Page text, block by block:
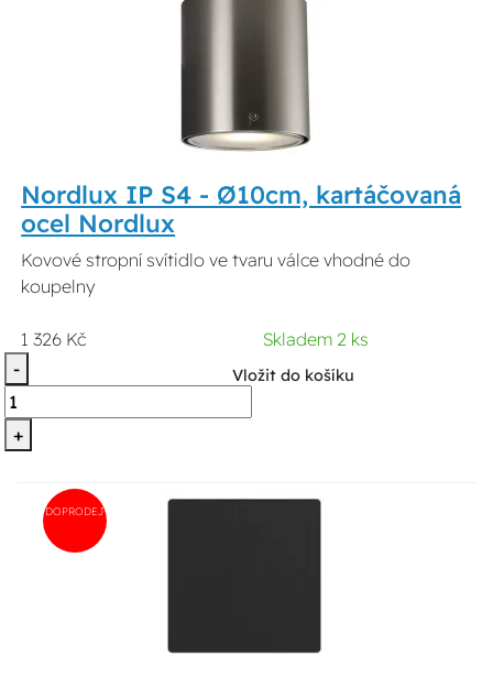
Nordlux IP S4 - Ø10cm, kartáčovaná
ocel Nordlux
Kovové stropní svítidlo ve tvaru válce vhodné do
koupelny
1 326 Kč
Skladem 2 ks
-
+
Vložit do košíku
DOPRODEJ